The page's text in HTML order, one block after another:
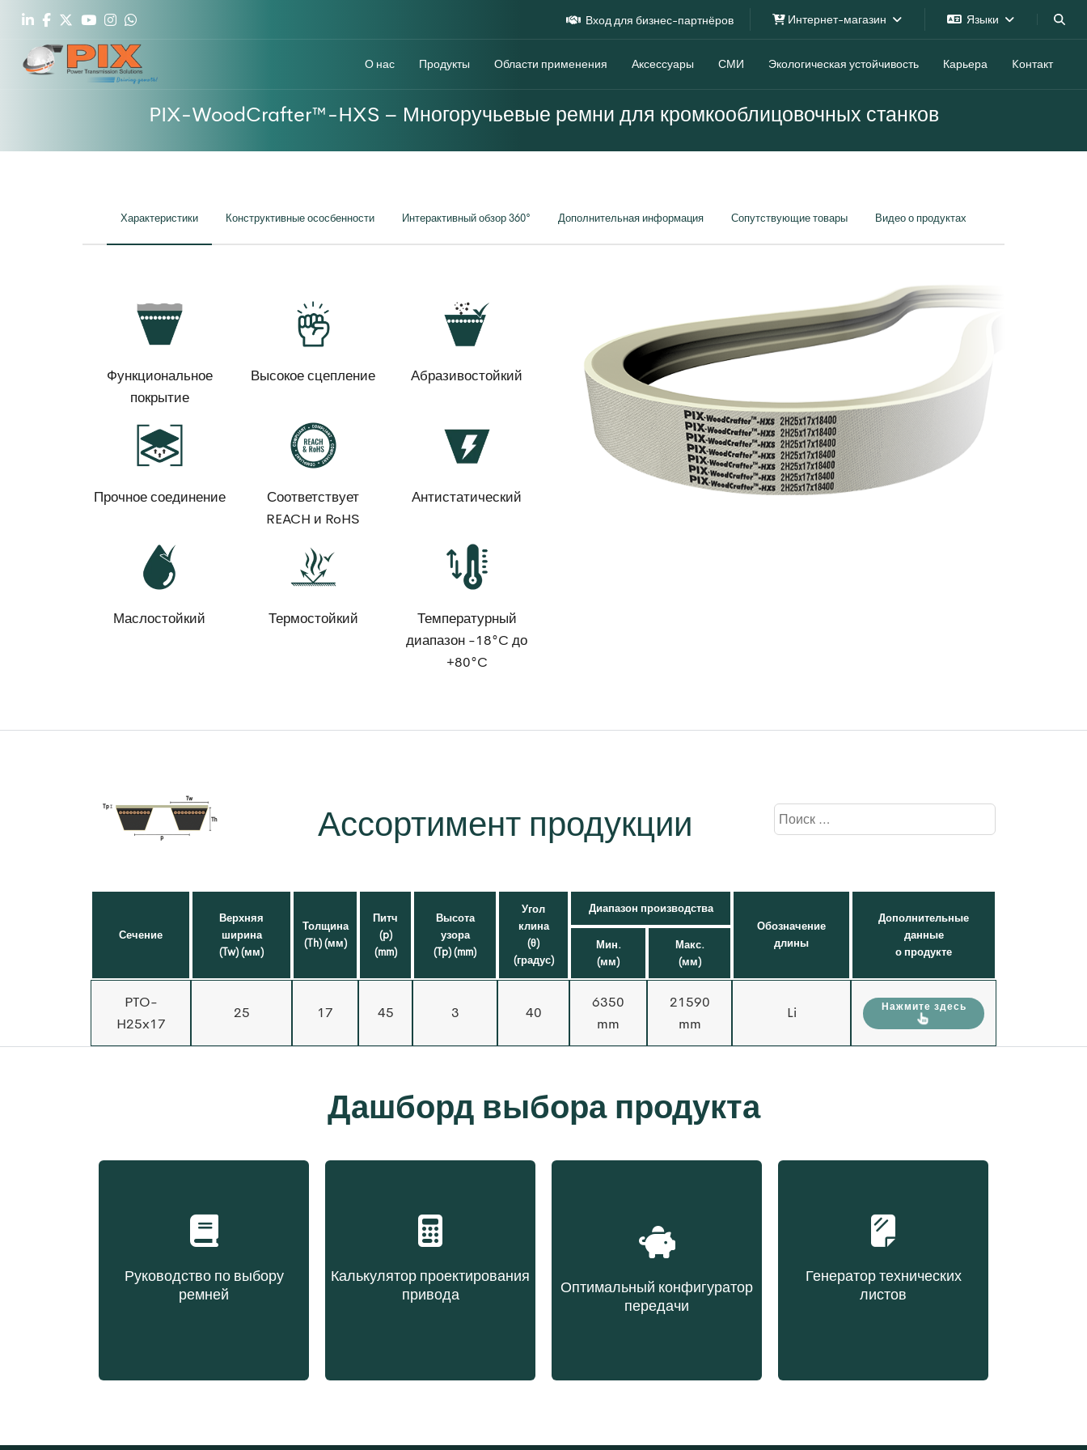
Вход для бизнес-партнёров Интернет-магазин Языки
О нас Продукты Области применения Аксессуары СМИ Экологическая устойчивость Карьера Kонтакт
PIX-WoodCrafter™-HXS – Многоручьевые ремни для кромкооблицовочных станков
Характеристики Конструктивные ососбенности Интерактивный обзор 360° Дополнительная информация Сопутствующие товары Видео о продуктах
Функциональное
покрытие
Высокое сцепление Абразивостойкий
Прочное соединение
Соответствует
REACH и RoHS
Антистатический
Маслостойкий Термостойкий
Температурный
диапазон -18°C до
+80°C
Ассортимент продукции
Сечение
Верхняя
ширина
(Tw) (мм)
Толщина
(Th) (мм)
Питч
(p)
(mm)
Высота
узора
(Tp) (mm)
Угол
клина
(θ)
(градус)
Диапазон производства
Обозначение
длины
Дополнительные
данные
о продукте
Мин.
(мм)
Макс.
(мм)
PTO-
H25x17
25 17 45 3 40
6350
mm
21590
mm
Li Нажмите здесь
Дашборд выбора продукта
Руководство по выбору
ремней
Калькулятор проектирования
привода
Оптимальный конфигуратор
передачи
Генератор технических
листов